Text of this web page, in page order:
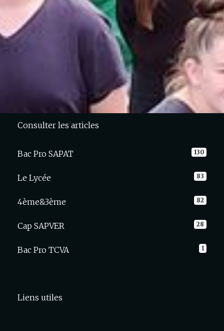
Consulter les articles
Bac Pro SAPAT 130
Le Lycée 83
4ème&3ème 82
Cap SAPVER 28
Bac Pro TCVA 1
Liens utiles